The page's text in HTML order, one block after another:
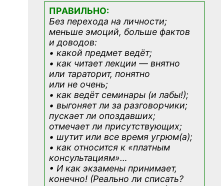
ПРАВИЛЬНО:
Без перехода на личности;
меньше эмоций, больше фактов
и доводов:
• какой предмет ведёт;
• как читает лекции — внятно
или тараторит, понятно
или не очень;
• как ведёт семинары (и лабы!);
• выгоняет ли за разговорчики;
пускает ли опоздавших;
отмечает ли присутствующих;
• шутит или все время угрюм(а);
• как относится к «платным
консультациям»…
• И как экзамены принимает,
конечно! (Реально ли списать?